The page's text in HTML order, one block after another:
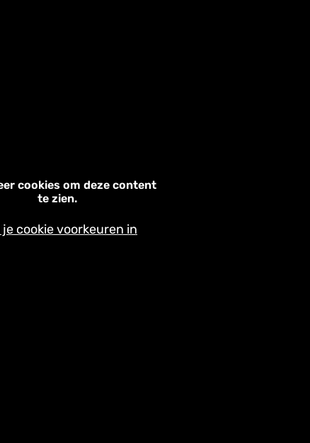
cookies om deze content
te zien.
je cookie voorkeuren in